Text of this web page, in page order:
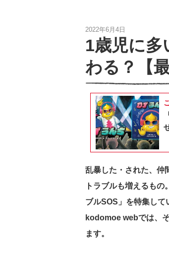
2022年6月4日
1歳児に多
わる？【
乱暴した・された、
トラブルも増えるもの
ブルSOS」を特集して
kodomoe webでは、
ます。